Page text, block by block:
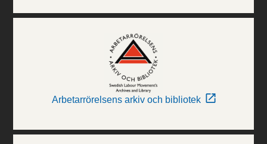
Arbetarrörelsens arkiv och bibliotek